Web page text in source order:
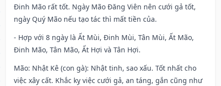
Đinh Mão rất tốt. Ngày Mão Đăng Viên nên cưới gả tốt,
ngày Quý Mão nếu tạo tác thì mất tiền của.
- Hợp với 8 ngày là Ất Mùi, Đinh Mùi, Tân Mùi, Ất Mão,
Đinh Mão, Tân Mão, Ất Hợi và Tân Hợi.
Mão: Nhật Kê (con gà): Nhật tinh, sao xấu. Tốt nhất cho
việc xây cất. Khắc kỵ việc cưới gả, an táng, gắn cũng như